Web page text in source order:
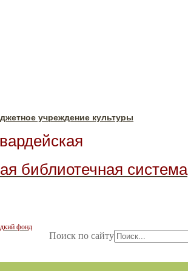
учреждение культуры
библиотечная система
фонд
Поиск по сайту